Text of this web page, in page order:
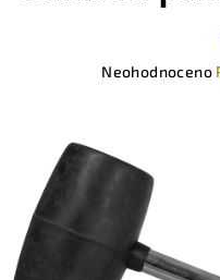
hvězdiček.
Neohodnoceno